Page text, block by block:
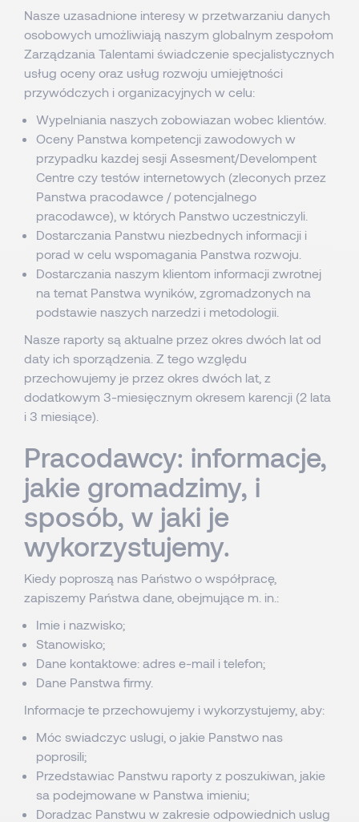
Nasze uzasadnione interesy w przetwarzaniu danych
osobowych umożliwiają naszym globalnym zespołom
Zarządzania Talentami świadczenie specjalistycznych
usług oceny oraz usług rozwoju umiejętności
przywódczych i organizacyjnych w celu:
Wypelniania naszych zobowiazan wobec klientów.
Oceny Panstwa kompetencji zawodowych w
przypadku kazdej sesji Assesment/Develompent
Centre czy testów internetowych (zleconych przez
Panstwa pracodawce / potencjalnego
pracodawce), w których Panstwo uczestniczyli.
Dostarczania Panstwu niezbednych informacji i
porad w celu wspomagania Panstwa rozwoju.
Dostarczania naszym klientom informacji zwrotnej
na temat Panstwa wyników, zgromadzonych na
podstawie naszych narzedzi i metodologii.
Nasze raporty są aktualne przez okres dwóch lat od
daty ich sporządzenia. Z tego względu
przechowujemy je przez okres dwóch lat, z
dodatkowym 3-miesięcznym okresem karencji (2 lata
i 3 miesiące).
Pracodawcy: informacje,
jakie gromadzimy, i
sposób, w jaki je
wykorzystujemy.
Kiedy poproszą nas Państwo o współpracę,
zapiszemy Państwa dane, obejmujące m. in.:
Imie i nazwisko;
Stanowisko;
Dane kontaktowe: adres e-mail i telefon;
Dane Panstwa firmy.
Informacje te przechowujemy i wykorzystujemy, aby:
Móc swiadczyc uslugi, o jakie Panstwo nas
poprosili;
Przedstawiac Panstwu raporty z poszukiwan, jakie
sa podejmowane w Panstwa imieniu;
Doradzac Panstwu w zakresie odpowiednich uslug